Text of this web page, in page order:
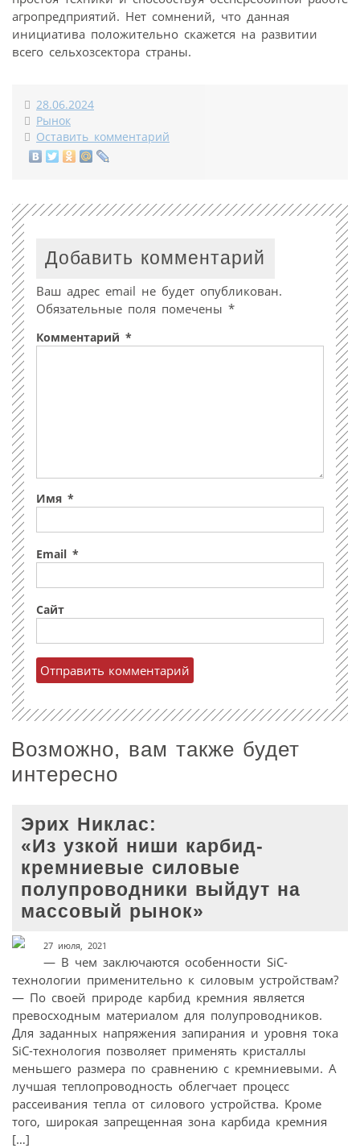
агропредприятий. Нет сомнений, что данная
инициатива положительно скажется на развитии
всего сельхозсектора страны.
28.06.2024
Рынок
Оставить комментарий
Добавить комментарий
Ваш адрес email не будет опубликован.
Обязательные поля помечены *
Комментарий *
Имя *
Email *
Сайт
Возможно, вам также будет
интересно
Эрих Никлас:
«Из узкой ниши карбид-
кремниевые силовые
полупроводники выйдут на
массовый рынок»
27 июля, 2021
— В чем заключаются особенности SiC-
технологии применительно к силовым устройствам?
— По своей природе карбид кремния является
превосходным материалом для полупроводников.
Для заданных напряжения запирания и уровня тока
SiC-технология позволяет применять кристаллы
меньшего размера по сравнению с кремниевыми. А
лучшая теплопроводность облегчает процесс
рассеивания тепла от силового устройства. Кроме
того, широкая запрещенная зона карбида кремния
[…]